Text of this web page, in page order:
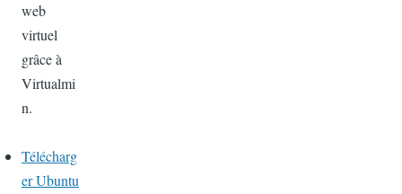
web
virtuel
grâce à
Virtualmi
n.
Télécharg
er Ubuntu